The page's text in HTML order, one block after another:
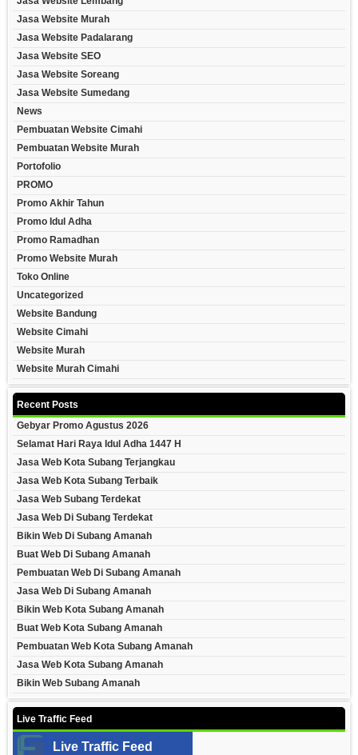
Jasa Website Murah
Jasa Website Padalarang
Jasa Website SEO
Jasa Website Soreang
Jasa Website Sumedang
News
Pembuatan Website Cimahi
Pembuatan Website Murah
Portofolio
PROMO
Promo Akhir Tahun
Promo Idul Adha
Promo Ramadhan
Promo Website Murah
Toko Online
Uncategorized
Website Bandung
Website Cimahi
Website Murah
Website Murah Cimahi
Recent Posts
Gebyar Promo Agustus 2026
Selamat Hari Raya Idul Adha 1447 H
Jasa Web Kota Subang Terjangkau
Jasa Web Kota Subang Terbaik
Jasa Web Subang Terdekat
Jasa Web Di Subang Terdekat
Bikin Web Di Subang Amanah
Buat Web Di Subang Amanah
Pembuatan Web Di Subang Amanah
Jasa Web Di Subang Amanah
Bikin Web Kota Subang Amanah
Buat Web Kota Subang Amanah
Pembuatan Web Kota Subang Amanah
Jasa Web Kota Subang Amanah
Bikin Web Subang Amanah
Live Traffic Feed
Live Traffic Feed